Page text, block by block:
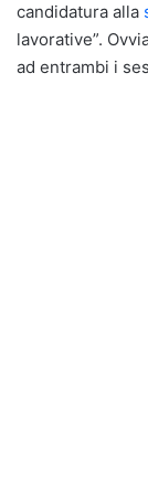
candidatura alla
lavorative”.
ad entrambi i